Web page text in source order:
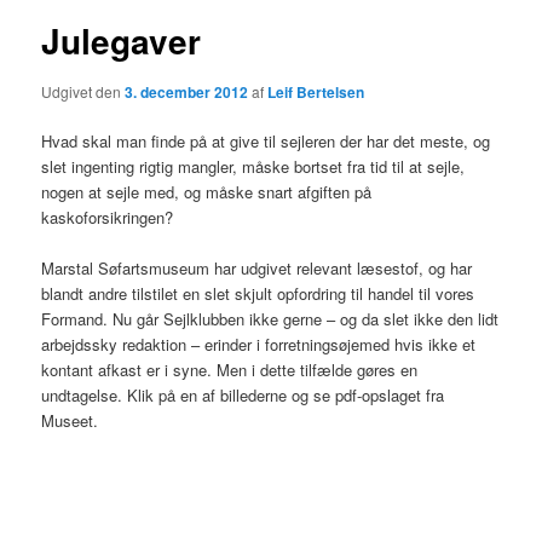
Julegaver
Udgivet den3. december 2012af Leif Bertelsen
Hvad skal man finde på at give til sejleren der har det meste, og
slet ingenting rigtig mangler, måske bortset fra tid til at sejle,
nogen at sejle med, og måske snart afgiften på
kaskoforsikringen?
Marstal Søfartsmuseum har udgivet relevant læsestof, og har
blandt andre tilstilet en slet skjult opfordring til handel til vores
Formand. Nu går Sejlklubben ikke gerne – og da slet ikke den lidt
arbejdssky redaktion – erinder i forretningsøjemed hvis ikke et
kontant afkast er i syne. Men i dette tilfælde gøres en
undtagelse. Klik på en af billederne og se pdf-opslaget fra
Museet.